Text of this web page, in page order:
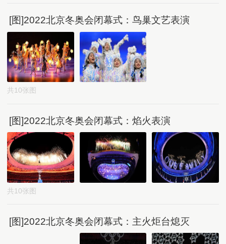
[图]2022北京冬奥会闭幕式：鸟巢文艺表演
共10张图
[图]2022北京冬奥会闭幕式：焰火表演
共10张图
[图]2022北京冬奥会闭幕式：主火炬台熄灭